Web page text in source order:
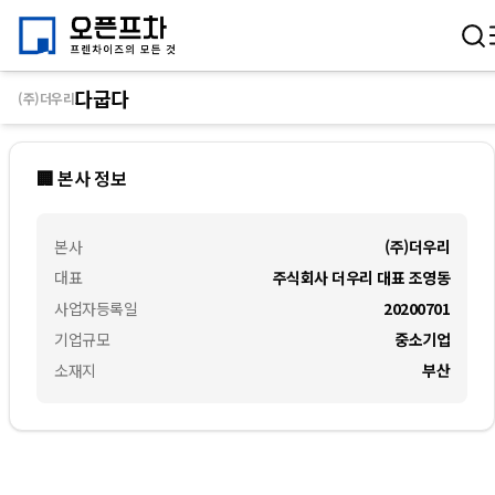
🏢 본사 정보
본사
대표
사업자등록일
기업규모
소재지
(주)더우리
주식회사 더우리 대표 조영동
20200701
중소기업
부산
(주)더우리다굽다